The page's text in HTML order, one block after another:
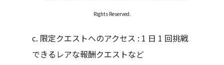
Rights Reserved.
c. 限定クエストへのアクセス : 1 日 1 回挑戦
できるレアな報酬クエストなど